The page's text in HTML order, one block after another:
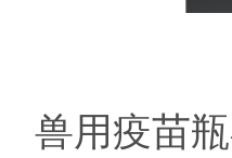
兽用疫苗